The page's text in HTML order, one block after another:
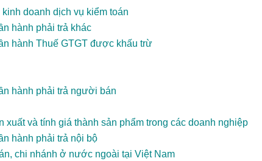
doanh dịch vụ kiểm toán
hành phải trả khác
hành Thuế GTGT được khấu trừ
hành phải trả người bán
và tính giá thành sản phẩm trong các doanh nghiệp
hành phải trả nội bộ
chi nhánh ở nước ngoài tại Việt Nam